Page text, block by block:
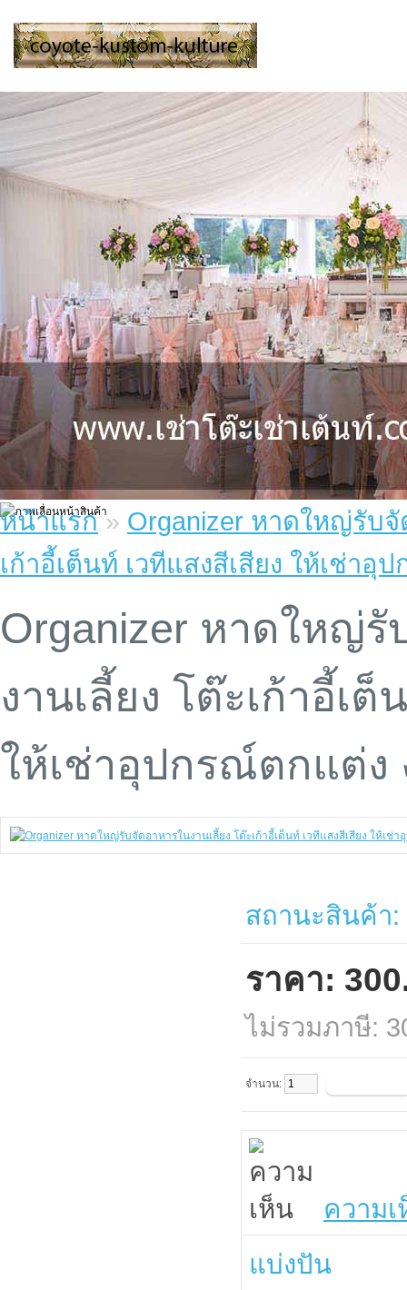
หน้าแรก» Organizer หาดใหญ่รับจั
เก้าอี้เต็นท์ เวทีแสงสีเสียง ให้เช่า
Organizer หาดใหญ่รั
งานเลี้ยง โต๊ะเก้าอี้เต็
ให้เช่าอุปกรณ์ตกแต่ง
สถานะสินค้า:
ราคา:
ไม่รวมภาษี:
จำนวน:
ความ
แบ่งปัน